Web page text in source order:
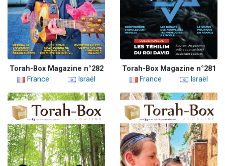
Torah-Box Magazine n°282
France
Israël
Torah-Box Magazine n°281
France
Israël